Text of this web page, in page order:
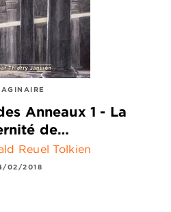
Anneaux 1 - La
de…
Reuel Tolkien
02/2018